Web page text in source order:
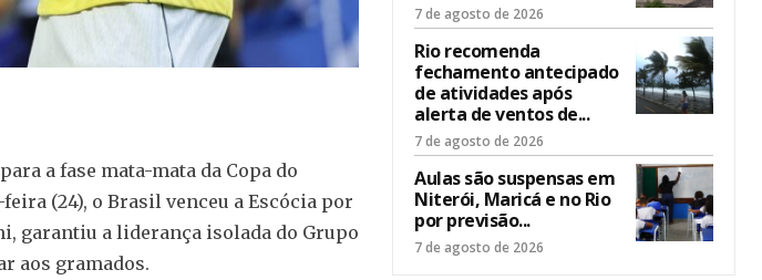
a fase mata-mata da Copa do
(24), o Brasil venceu a Escócia por
garantiu a liderança isolada do Grupo
aos gramados.
7 de agosto de 2026
Rio recomenda
fechamento antecipado
de atividades após
alerta de ventos de...
7 de agosto de 2026
Aulas são suspensas em
Niterói, Maricá e no Rio
por previsão...
7 de agosto de 2026